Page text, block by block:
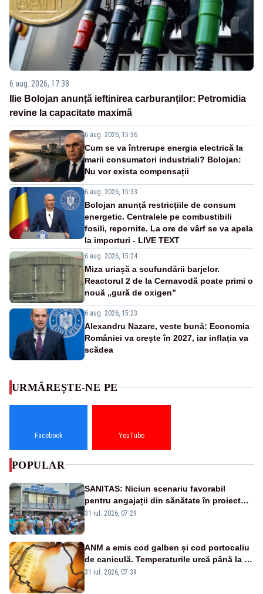
6 aug. 2026, 17:38
Ilie Bolojan anunță ieftinirea carburanților: Petromidia
revine la capacitate maximă
6 aug. 2026, 15:36
Cum se va întrerupe energia electrică la
marii consumatori industriali? Bolojan:
Nu vor exista compensații
6 aug. 2026, 15:33
Bolojan anunță restricțiile de consum
energetic. Centralele pe combustibili
fosili, repornite. La ore de vârf se va apela
la importuri - LIVE TEXT
6 aug. 2026, 15:24
Miza uriașă a scufundării barjelor.
Reactorul 2 de la Cernavodă poate primi o
nouă „gură de oxigen”
6 aug. 2026, 15:23
Alexandru Nazare, veste bună: Economia
României va crește în 2027, iar inflația va
scădea
URMĂREȘTE-NE PE
Facebook YouTube
POPULAR
SANITAS: Niciun scenariu favorabil
pentru angajații din sănătate în proiectul
Legii salarizării
31 iul. 2026, 07:29
ANM a emis cod galben și cod portocaliu
de caniculă. Temperaturile urcă până la 38
de grade, iar nopțile devin tropicale
31 iul. 2026, 07:39